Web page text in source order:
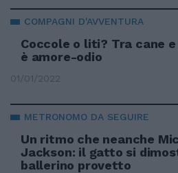
COMPAGNI D'AVVENTURA
Coccole o liti? Tra cane
è amore-odio
01/01/2022
METRONOMO DA SEGUIRE
Un ritmo che neanche
Jackson: il gatto si
ballerino provetto